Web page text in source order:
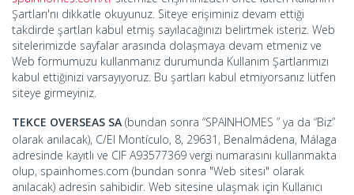
Şartları'nı dikkatle okuyunuz. Siteye erişiminiz devam ettiği
takdirde şartları kabul etmiş sayılacağınızı belirtmek isteriz. Web
sitelerimizde sayfalar arasında dolaşmaya devam etmeniz ve
Web formumuzu kullanmanız durumunda Kullanım Şartlarımızı
kabul ettiğinizi varsayıyoruz. Bu şartları kabul etmiyorsanız lütfen
siteye girmeyiniz.
TEKCE OVERSEAS SA (bundan sonra “SPAINHOMES ” ya da “Biz”
olarak anılacak), C/El Montículo, 8, 29631, Benalmádena, Málaga
adresinde kayıtlı ve CIF A93577369 vergi numarasını kullanmakta
olup, spainhomes.com (bundan sonra "Web sitesi" olarak
anılacak) adresin sahibidir. Web sitesine ulaşmak için Kullanıcı